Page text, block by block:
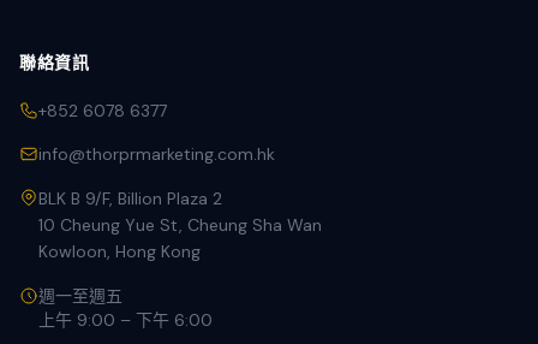
聯絡資訊
+852 6078 6377
info@thorprmarketing.com.hk
BLK B 9/F, Billion Plaza 2
10 Cheung Yue St, Cheung Sha Wan
Kowloon, Hong Kong
週一至週五
上午 9:00 – 下午 6:00